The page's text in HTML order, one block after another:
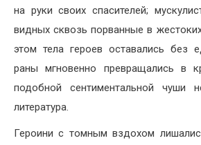
на руки своих спасителей;
видных сквозь порванные в
этом тела героев оставались без
раны мгновенно превращались в
подобной сентиментальной чуши
литература.
Героини с томным вздохом